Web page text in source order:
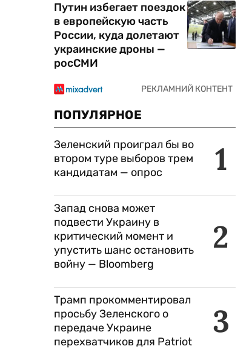
Путин избегает поездок
в европейскую часть
России, куда долетают
украинские дроны —
росСМИ
ПОПУЛЯРНОЕ
1
Зеленский проиграл бы во
втором туре выборов трем
кандидатам — опрос
2
Запад снова может
подвести Украину в
критический момент и
упустить шанс остановить
войну — Bloomberg
3
Трамп прокомментировал
просьбу Зеленского о
передаче Украине
перехватчиков для Patriot